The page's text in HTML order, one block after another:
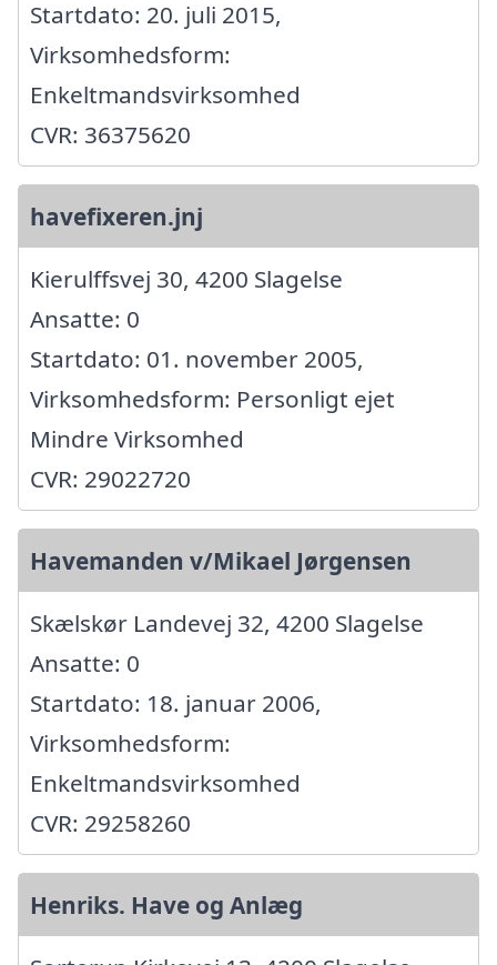
Startdato: 20. juli 2015,
Virksomhedsform:
Enkeltmandsvirksomhed
CVR: 36375620
havefixeren.jnj
Kierulffsvej 30, 4200 Slagelse
Ansatte: 0
Startdato: 01. november 2005,
Virksomhedsform: Personligt ejet
Mindre Virksomhed
CVR: 29022720
Havemanden v/Mikael Jørgensen
Skælskør Landevej 32, 4200 Slagelse
Ansatte: 0
Startdato: 18. januar 2006,
Virksomhedsform:
Enkeltmandsvirksomhed
CVR: 29258260
Henriks. Have og Anlæg